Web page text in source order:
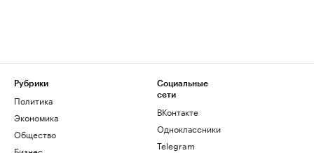
Рубрики
Политика
Экономика
Общество
Социальные
сети
ВКонтакте
Одноклассники
Telegram